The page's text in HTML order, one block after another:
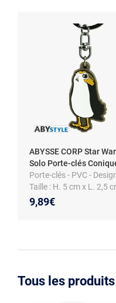
ABYSSE CORP Star
Solo Porte-clés
Porte-clés - PVC -
Taille : H. 5 cm x L. 2,5
9,89€
Tous les